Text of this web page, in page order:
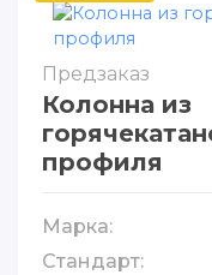
Предзаказ
Колонна из
профиля
Марка:
Стандарт: